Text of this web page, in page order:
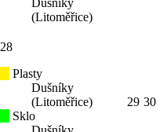
Dušníky
(Litoměřice)
28
Plasty
Dušníky
(Litoměřice)
Sklo
29 30